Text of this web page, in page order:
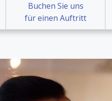
Buchen Sie uns
für einen Auftritt